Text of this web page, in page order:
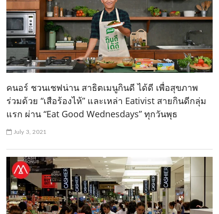
คนอร์ ชวนเชฟน่าน สาธิตเมนูกินดี ได้ดี เพื่อสุขภาพ
ร่วมด้วย “เสือร้องไห้” และเหล่า Eativist สายกินดีกลุ่ม
แรก ผ่าน “Eat Good Wednesdays” ทุกวันพุธ
July 3, 2021